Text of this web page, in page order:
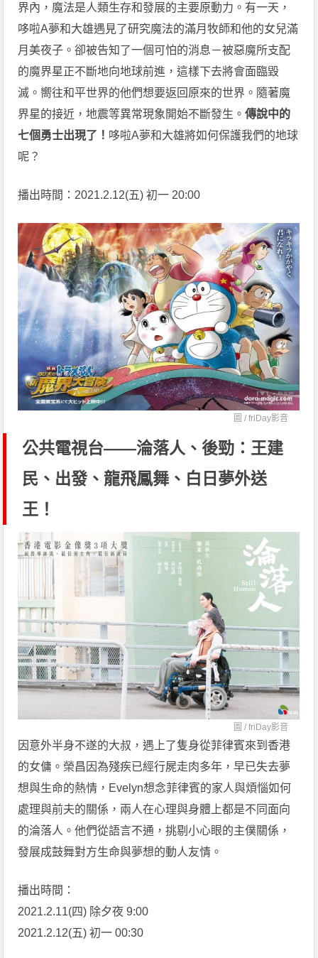
界內，魔法是人類生存和發展的主要原動力。有一天，
哆啦A夢和大雄遇見了研究魔法的滿月牧師和他的女兒滿
月美夜子。卻被告知了一個可怕的消息－被惡魔所支配
的魔界星正不斷地向地球前進，這樣下去將會面臨毀
滅。嚮往和平世界的他們想要返回原來的世界。隨著魔
界星的接近，地震等異常現象開始不斷發生。傳說中的
七個勇士出現了！ 哆啦A夢和大雄將如何保護我們的地球
呢？
播出時間：2021.2.12(五) 初一 20:00
圖 /friDay影音
公共電視台——淪落人、後勁：王建
民、出發、龍飛鳳舞、白日夢外送
王！
圖 /friDay影音
因意外半身不遂的大叔，遇上了隻身從菲律賓來到香港
的女傭。榮昌因為殘疾已經行屍走肉多年，早已失去夢
想與生命的熱情，Evelyn想念菲律賓的家人與煩惱如何
處理與前夫的關係，兩人在心理與身體上都是不同面向
的淪落人。他們從語言不通，挑剔小心眼的主僕關係，
發展成鼓舞對方生命與夢想的動人友情。
播出時間：
2021.2.11(四) 除夕夜 9:00
2021.2.12(五) 初一 00:30